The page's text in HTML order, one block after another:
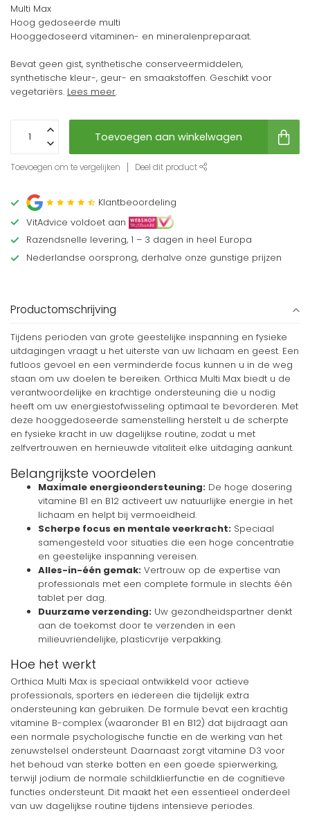
Multi Max
Hoog gedoseerde multi
Hooggedoseerd vitaminen- en mineralenpreparaat.
Bevat geen gist, synthetische conserveermiddelen,
synthetische kleur-, geur- en smaakstoffen. Geschikt voor
vegetariërs. Lees meer.
Toevoegen aan winkelwagen
Toevoegen om te vergelijken Deel dit product
Klantbeoordeling
VitAdvice voldoet aan
Razendsnelle levering, 1 – 3 dagen in heel Europa
Nederlandse oorsprong, derhalve onze gunstige prijzen
Productomschrijving
Tijdens perioden van grote geestelijke inspanning en fysieke
uitdagingen vraagt u het uiterste van uw lichaam en geest. Een
futloos gevoel en een verminderde focus kunnen u in de weg
staan om uw doelen te bereiken. Orthica Multi Max biedt u de
verantwoordelijke en krachtige ondersteuning die u nodig
heeft om uw energiestofwisseling optimaal te bevorderen. Met
deze hooggedoseerde samenstelling herstelt u de scherpte
en fysieke kracht in uw dagelijkse routine, zodat u met
zelfvertrouwen en hernieuwde vitaliteit elke uitdaging aankunt.
Belangrijkste voordelen
Maximale energieondersteuning: De hoge dosering
vitamine B1 en B12 activeert uw natuurlijke energie in het
lichaam en helpt bij vermoeidheid.
Scherpe focus en mentale veerkracht: Speciaal
samengesteld voor situaties die een hoge concentratie
en geestelijke inspanning vereisen.
Alles-in-één gemak: Vertrouw op de expertise van
professionals met een complete formule in slechts één
tablet per dag.
Duurzame verzending: Uw gezondheidspartner denkt
aan de toekomst door te verzenden in een
milieuvriendelijke, plasticvrije verpakking.
Hoe het werkt
Orthica Multi Max is speciaal ontwikkeld voor actieve
professionals, sporters en iedereen die tijdelijk extra
ondersteuning kan gebruiken. De formule bevat een krachtig
vitamine B-complex (waaronder B1 en B12) dat bijdraagt aan
een normale psychologische functie en de werking van het
zenuwstelsel ondersteunt. Daarnaast zorgt vitamine D3 voor
het behoud van sterke botten en een goede spierwerking,
terwijl jodium de normale schildklierfunctie en de cognitieve
functies ondersteunt. Dit maakt het een essentieel onderdeel
van uw dagelijkse routine tijdens intensieve periodes.